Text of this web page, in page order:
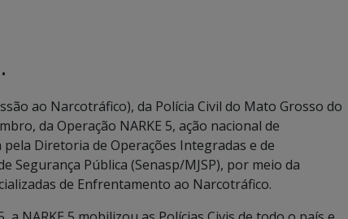
ao Narcotráfico), da Polícia Civil do Mato Grosso do
da Operação NARKE 5, ação nacional de
Diretoria de Operações Integradas e de
Segurança Pública (Senasp/MJSP), por meio da
de Enfrentamento ao Narcotráfico.